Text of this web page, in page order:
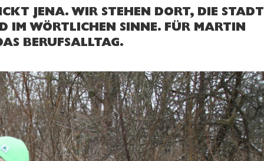
JENA. WIR STEHEN DORT, DIE STADT
IM WÖRTLICHEN SINNE. FÜR MARTIN
BERUFSALLTAG.